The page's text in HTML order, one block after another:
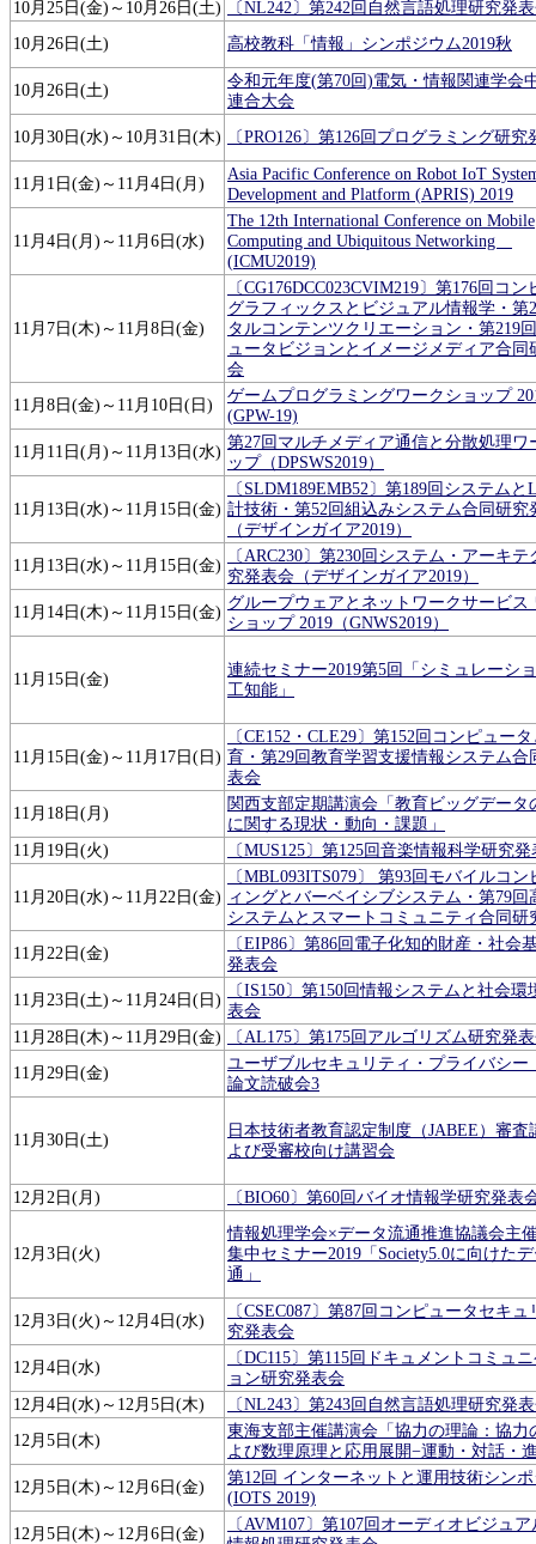
10月25日(金)～10月26日(土)
〔NL242〕第242回自然言語処理研究発
10月26日(土)
高校教科「情報」シンポジウム2019秋
10月26日(土)
令和元年度(第70回)電気・情報関連学会
連合大会
10月30日(水)～10月31日(木)
〔PRO126〕第126回プログラミング研究
11月1日(金)～11月4日(月)
Asia Pacific Conference on Robot IoT
Development and Platform (APRIS) 2019
11月4日(月)～11月6日(水)
The 12th International Conference on Mobile
Computing and Ubiquitous Networking
(ICMU2019)
11月7日(木)～11月8日(金)
〔CG176DCC023CVIM219〕第176回コン
グラフィックスとビジュアル情報学・第
タルコンテンツクリエーション・第219
ュータビジョンとイメージメディア合同
会
11月8日(金)～11月10日(日)
ゲームプログラミングワークショップ
(GPW-19)
11月11日(月)～11月13日(水)
第27回マルチメディア通信と分散処理ワ
ップ（DPSWS2019）
11月13日(水)～11月15日(金)
〔SLDM189EMB52〕第189回システムと
計技術・第52回組込みシステム合同研究
（デザインガイア2019）
11月13日(水)～11月15日(金)
〔ARC230〕第230回システム・アーキテ
究発表会（デザインガイア2019）
11月14日(木)～11月15日(金)
グループウェアとネットワークサービス
ショップ 2019（GNWS2019）
11月15日(金)
連続セミナー2019第5回「シミュレーシ
工知能」
11月15日(金)～11月17日(日)
〔CE152・CLE29〕第152回コンピュー
育・第29回教育学習支援情報システム合
表会
11月18日(月)
関西支部定期講演会「教育ビッグデータ
に関する現状・動向・課題」
11月19日(火)
〔MUS125〕第125回音楽情報科学研究発
11月20日(水)～11月22日(金)
〔MBL093ITS079〕 第93回モバイルコン
ィングとバーベイシブシステム・第79回
システムとスマートコミュニティ合同研
11月22日(金)
〔EIP86〕第86回電子化知的財産・社会
発表会
11月23日(土)～11月24日(日)
〔IS150〕第150回情報システムと社会環
表会
11月28日(木)～11月29日(金)
〔AL175〕第175回アルゴリズム研究発
11月29日(金)
ユーザブルセキュリティ・プライバシー
論文読破会3
11月30日(土)
日本技術者教育認定制度（JABEE）審査
よび受審校向け講習会
12月2日(月) 〔BIO60〕第60回バイオ情報学研究発表
12月3日(火)
情報処理学会×データ流通推進協議会主
集中セミナー2019「Society5.0に向けた
通」
12月3日(火)～12月4日(水)
〔CSEC087〕第87回コンピュータセキ
究発表会
12月4日(水)
〔DC115〕第115回ドキュメントコミュ
ョン研究発表会
12月4日(水)～12月5日(木)
〔NL243〕第243回自然言語処理研究発
12月5日(木)
東海支部主催講演会「協力の理論：協力
よび数理原理と応用展開−運動・対話・
12月5日(木)～12月6日(金)
第12回 インターネットと運用技術シン
(IOTS 2019)
12月5日(木)～12月6日(金)
〔AVM107〕第107回オーディオビジュ